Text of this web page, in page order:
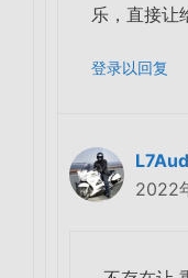
乐，直接让
登录以回复
2022